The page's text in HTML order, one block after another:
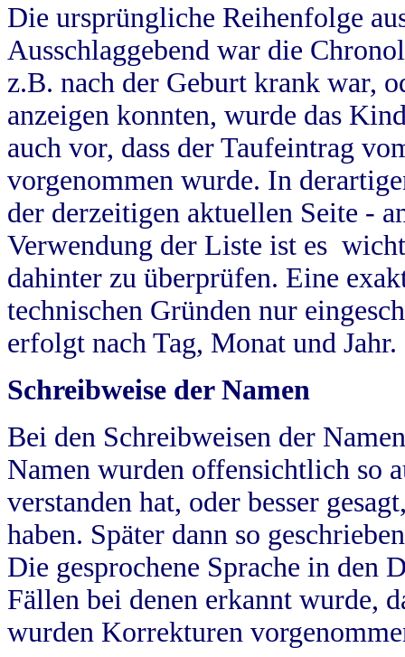
Die ursprüngliche Reihenfolge
Ausschlaggebend war die
z.B. nach der Geburt krank war,
anzeigen konnten, wurde das
auch vor, dass der Taufeintrag
vorgenommen wurde. In
der derzeitigen aktuellen Seite -
Verwendung der Liste ist es
dahinter zu überprüfen. Eine
technischen Gründen nur
erfolgt nach Tag, Monat und Jahr.
Schreibweise der Namen
Bei den Schreibweisen der
Namen wurden offensichtlich so
verstanden hat, oder besser
haben. Später dann so
Die gesprochene Sprache in
Fällen bei denen erkannt wurde,
wurden Korrekturen